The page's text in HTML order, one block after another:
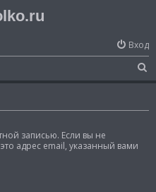
Вход
о
записью. Если вы не
адрес email, указанный вами